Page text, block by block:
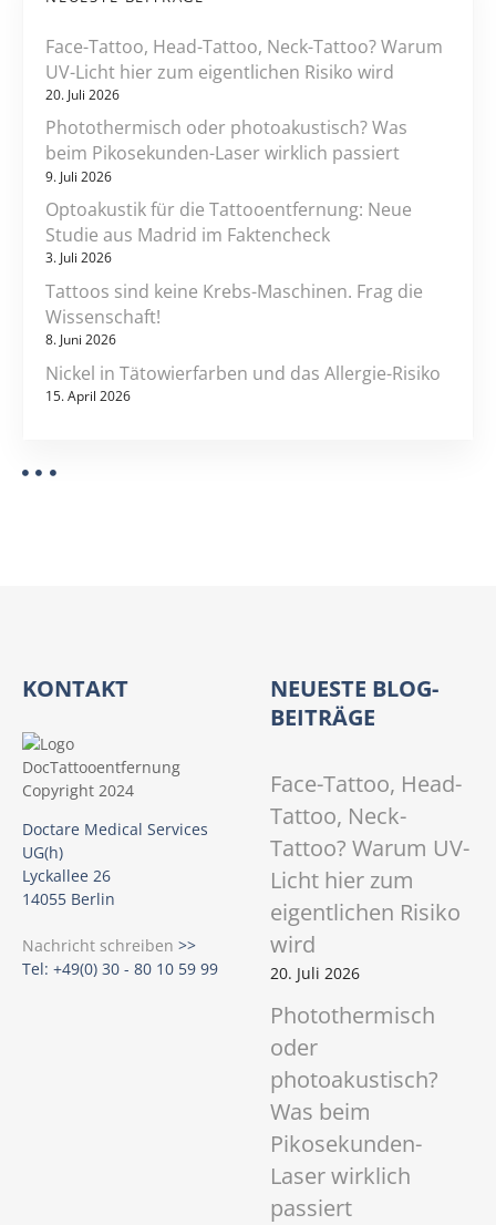
s
s
e
s
c
t
Face-Tattoo, Head-Tattoo, Neck-Tattoo? Warum
UV-Licht hier zum eigentlichen Risiko wird
20. Juli 2026
Photothermisch oder photoakustisch? Was
beim Pikosekunden-Laser wirklich passiert
9. Juli 2026
Optoakustik für die Tattooentfernung: Neue
Studie aus Madrid im Faktencheck
3. Juli 2026
Tattoos sind keine Krebs-Maschinen. Frag die
Wissenschaft!
8. Juni 2026
Nickel in Tätowierfarben und das Allergie-Risiko
15. April 2026
KONTAKT
Doctare Medical Services
UG(h)
Lyckallee 26
14055 Berlin
Nachricht schreiben >>
Tel: +49(0) 30 - 80 10 59 99
NEUESTE BLOG-
BEITRÄGE
Face-Tattoo, Head-
Tattoo, Neck-
Tattoo? Warum UV-
Licht hier zum
eigentlichen Risiko
wird
20. Juli 2026
Photothermisch
oder
photoakustisch?
Was beim
Pikosekunden-
Laser wirklich
passiert